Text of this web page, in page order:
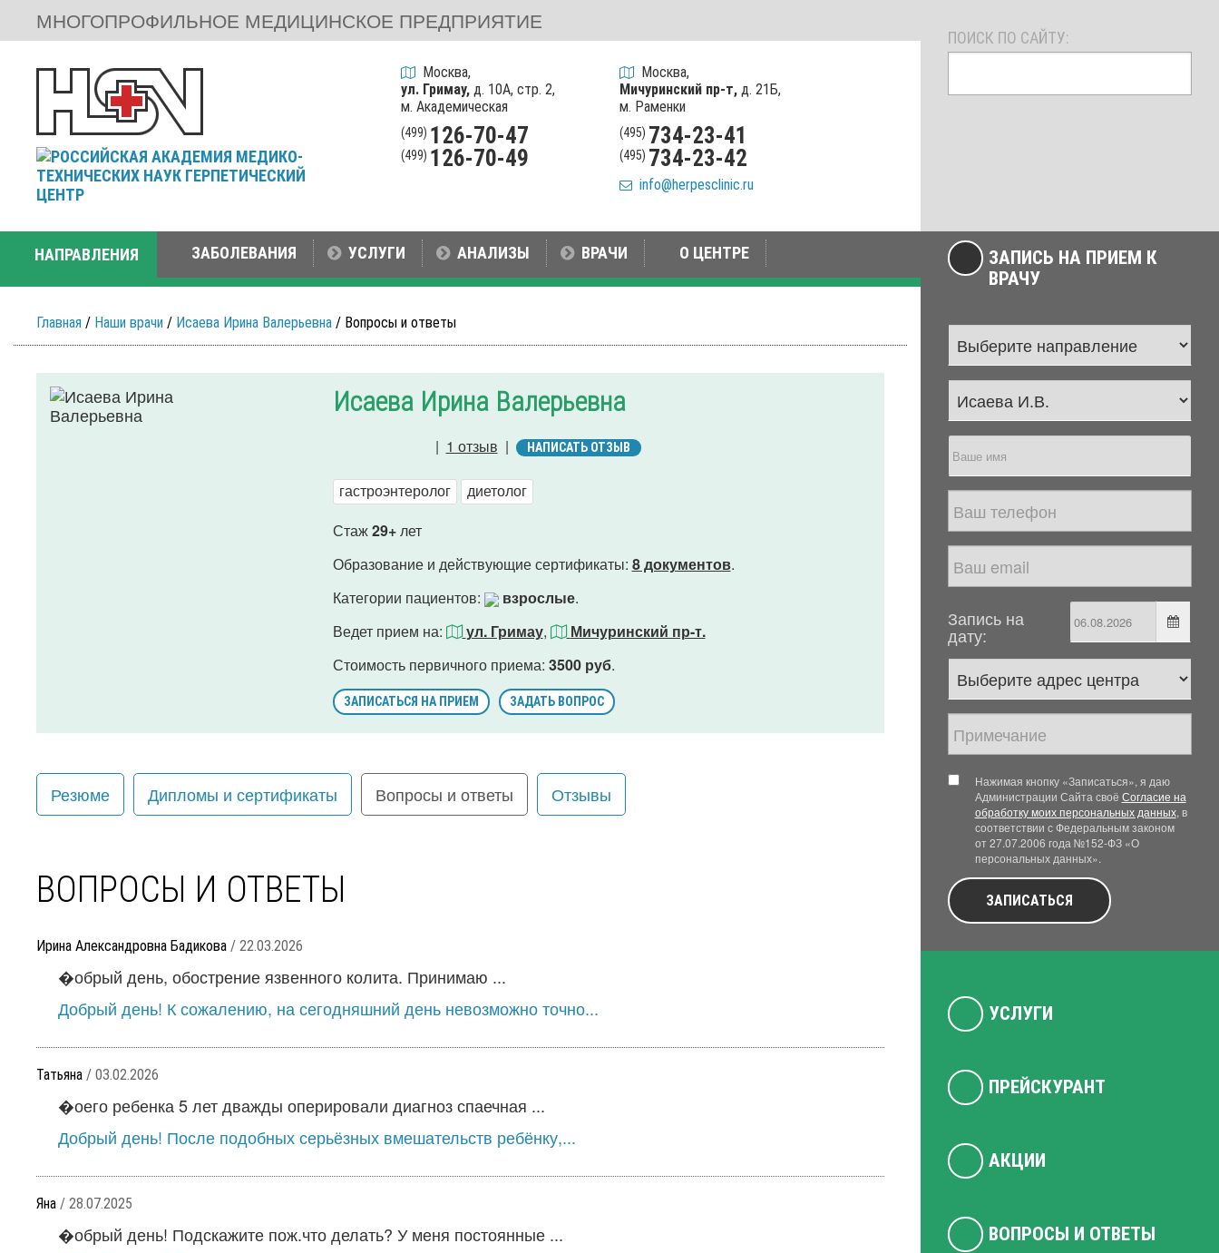
МНОГОПРОФИЛЬНОЕ МЕДИЦИНСКОЕ ПРЕДПРИЯТИЕ
Москва,
ул. Гримау,д. 10А, стр. 2,
м. Академическая
(499) 126-70-47
(499) 126-70-49
Москва,
Мичуринский пр-т, д. 21Б,
м. Раменки
(495) 734-23-41
(495) 734-23-42
info@herpesclinic.ru
ПОИСК ПО САЙТУ:
НАПРАВЛЕНИЯ ЗАБОЛЕВАНИЯ УСЛУГИ АНАЛИЗЫ ВРАЧИ О ЦЕНТРЕ
Главная / Наши врачи / Исаева Ирина Валерьевна / Вопросы и ответы
Исаева Ирина Валерьевна
| 1 отзыв | НАПИСАТЬ ОТЗЫВ
гастроэнтеролог
диетолог
Стаж29+лет
Образование и действующие сертификаты: 8 документов.
Категории пациентов:
взрослые.
Ведет прием на:
ул. Гримау,
Мичуринский пр-т.
Стоимость первичного приема: 3500 руб.
ЗАПИСАТЬСЯ НА ПРИЕМ ЗАДАТЬ ВОПРОС
Резюме Дипломы и сертификаты Вопросы и ответы Отзывы
ВОПРОСЫ И ОТВЕТЫ
Ирина Александровна Бадикова / 22.03.2026
�обрый день, обострение язвенного колита. Принимаю ...
Добрый день! К сожалению, на сегодняшний день невозможно точно...
Татьяна / 03.02.2026
�оего ребенка 5 лет дважды оперировали диагноз спаечная ...
Добрый день! После подобных серьёзных вмешательств ребёнку,...
Яна / 28.07.2025
�обрый день! Подскажите пож.что делать? У меня постоянные ...
ЗАПИСЬ НА ПРИЕМ К
ВРАЧУ
Запись на
дату:
Нажимая кнопку «Записаться», я даю
Администрации Сайта своё Согласие на
обработку моих персональных данных, в
соответствии с Федеральным законом
от 27.07.2006 года №152-ФЗ «О
персональных данных».
ЗАПИСАТЬСЯ
УСЛУГИ
ПРЕЙСКУРАНТ
АКЦИИ
ВОПРОСЫ И ОТВЕТЫ